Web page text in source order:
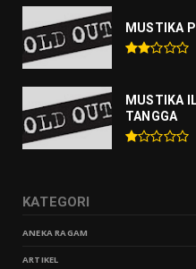
MUSTIKA
MUSTIKA
TANGGA
KATEGORI
ANEKA RAGAM
ARTIKEL